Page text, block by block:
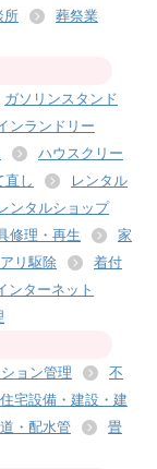
所
葬祭業
ガソリンスタンド
ンランドリー
ハウスクリー
直し
レンタル
ンタルショップ
修理・再生
家
リ駆除
着付
ンターネット
ョン管理
不
住宅設備・建設・建
・配水管
畳